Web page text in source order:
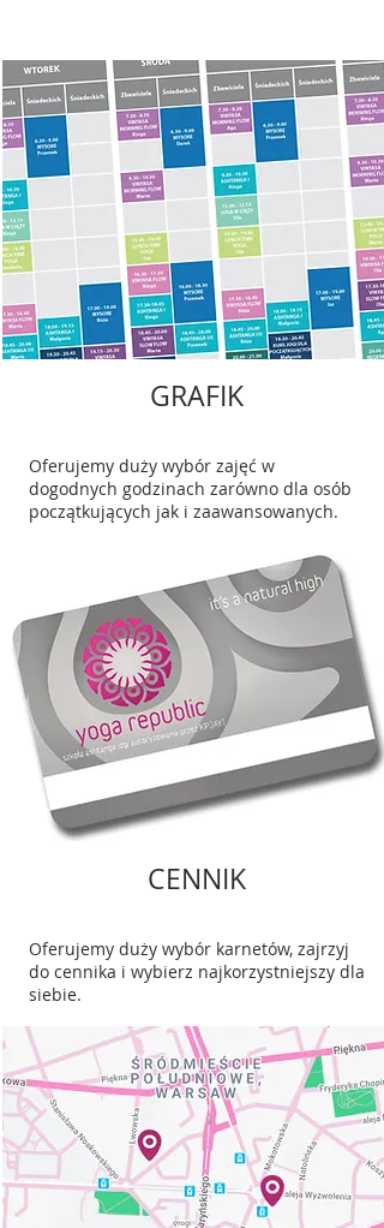
GRAFIK
Oferujemy duży wybór zajęć w
dogodnych godzinach zarówno dla osób
początkujących jak i zaawansowanych.
CENNIK
Oferujemy duży wybór karnetów, zajrzyj
do cennika i wybierz najkorzystniejszy dla
siebie.